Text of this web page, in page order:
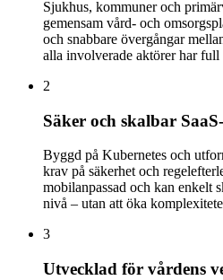
Sjukhus, kommuner och
gemensam vård- och
och snabbare övergångar
alla involverade aktörer har full
2
Säker och skalbar
Byggd på Kubernetes och
krav på säkerhet och
mobilanpassad och kan enkelt
nivå – utan att öka
3
Utvecklad för vårdens